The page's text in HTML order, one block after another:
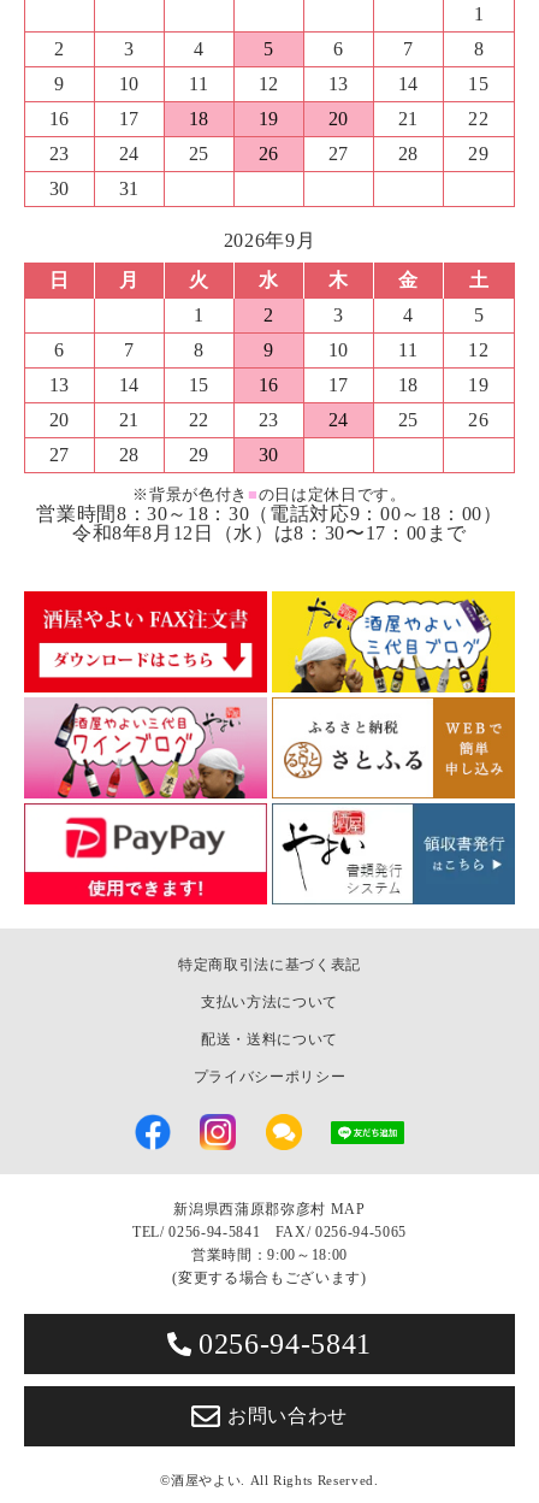
1
2
3 4 5 6 7
8
9
10 11 12 13 14
15
16
17 18 19 20 21
22
23
24 25 26 27 28
29
30
31
2026年9月
日
月 火 水 木 金
土
1
2 3 4
5
6
7 8 9 10 11
12
13
14 15 16 17 18
19
20
21 22 23 24 25
26
27
28 29 30
※背景が色付き ■の日は定休日です。
営業時間8：30～18：30（電話対応9：00～18：00）
令和8年8月12日（水）は8：30〜17：00まで
特定商取引法に基づく表記
支払い方法について
配送・送料について
プライバシーポリシー
新潟県西蒲原郡弥彦村 MAP
TEL/0256-94-5841 FAX/ 0256-94-5065
営業時間：9:00～18:00
(変更する場合もございます)
0256-94-5841
お問い合わせ
©酒屋やよい. All Rights Reserved.